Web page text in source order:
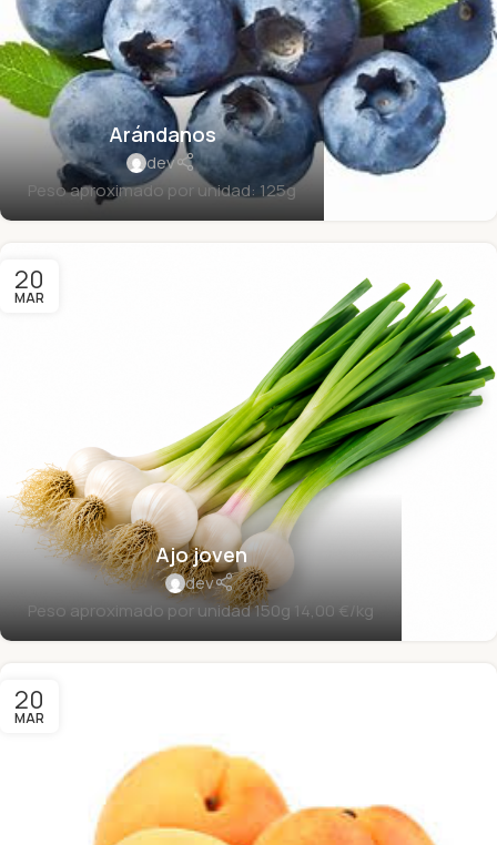
Arándanos
dev
Peso aproximado por unidad: 125g
20
MAR
Ajo joven
dev
Peso aproximado por unidad 150g 14,00 €/kg
20
MAR